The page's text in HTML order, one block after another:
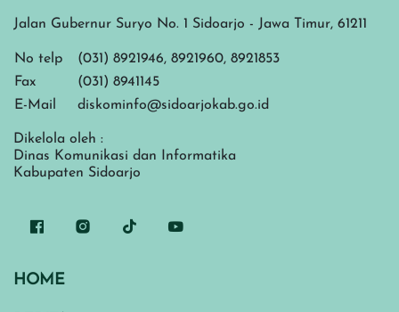
Jalan Gubernur Suryo No. 1 Sidoarjo - Jawa Timur, 61211
No telp
(031) 8921946, 8921960, 8921853
Fax
(031) 8941145
E-Mail
diskominfo@sidoarjokab.go.id
Dikelola oleh :
Dinas Komunikasi dan Informatika
Kabupaten Sidoarjo
HOME